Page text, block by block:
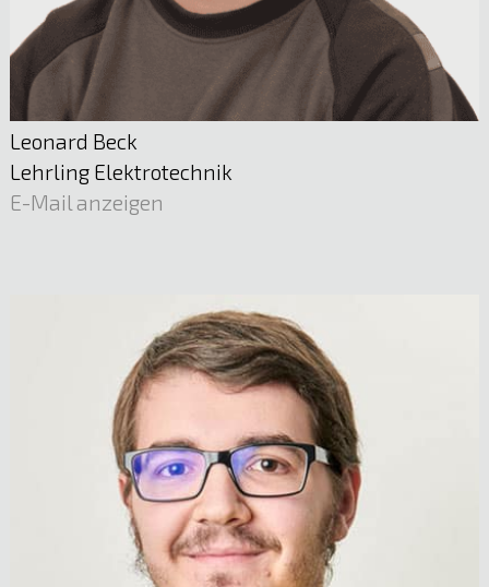
Mst. Andreas Gaßner
Leitung Stromverteilnetz | Energieerzeugung
05522 51722
E-Mail anzeigen
Leonard Beck
Lehrling Elektrotechnik
E-Mail anzeigen